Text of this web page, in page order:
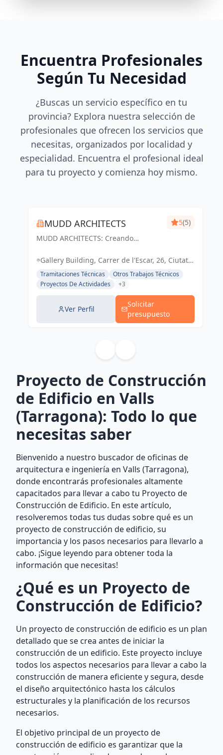
Encuentra Profesionales
Según Tu Necesidad
¿Buscas un servicio específico en tu
provincia? Explora nuestra selección de
profesionales que ofrecen los servicios que
necesitas, organizados por localidad y
especialidad. Encuentra el profesional ideal
para tu proyecto y comienza hoy mismo.
MUDD ARCHITECTS
MUDD ARCHITECTS: Creando
innovador y pasión. Tu visión,
nuestra realidad.
5(5)
Gallery Building, Carrer de l'Escar, 26, Ciutat
Vella, 08039 Barcelona, España, España
Tramitaciones Técnicas
Otros Trabajos Técnicos
Proyectos De Actividades
+3
Ver Perfil
Solicitar
presupuesto
Proyecto de Construcción
de Edificio en Valls
(Tarragona): Todo lo que
necesitas saber
Bienvenido a nuestro buscador de oficinas de
arquitectura e ingeniería en Valls (Tarragona),
donde encontrarás profesionales altamente
capacitados para llevar a cabo tu Proyecto de
Construcción de Edificio. En este artículo,
resolveremos todas tus dudas sobre qué es un
proyecto de construcción de edificio, su
importancia y los pasos necesarios para llevarlo a
cabo. ¡Sigue leyendo para obtener toda la
información que necesitas!
¿Qué es un Proyecto de
Construcción de Edificio?
Un proyecto de construcción de edificio es un plan
detallado que se crea antes de iniciar la
construcción de un edificio. Este proyecto incluye
todos los aspectos necesarios para llevar a cabo la
construcción de manera eficiente y segura, desde
el diseño arquitectónico hasta los cálculos
estructurales y la planificación de los recursos
necesarios.
El objetivo principal de un proyecto de
construcción de edificio es garantizar que la